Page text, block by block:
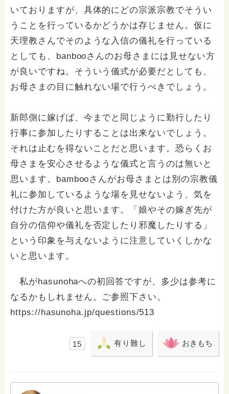
いておりますが、具体的にどの宗派宗教でそうい
うことを行っているかどうかは存じません。仮に
天理教さんでそのような入信の儀礼を行っている
としても、banbooさんのお母さまには見せない方
が良いですね。そういう儀式が必要だとしても、
お母さまの目に触れない場で行うべきでしょう。
新郎側に嫁げば、今までと同じように勤行したり
行事に参加したりすることは出来ないでしょう。
それは止むを得ないことだと思います。恐らくお
母さまを安心させるような儀式と言うのは無いと
思います。bambooさんがお母さまとは別の宗教儀
礼に参加しているような場を見せないよう、気を
付けた方が良いと思います。「娘やその嫁ぎ先が
自分の信仰や儀礼を否定したり邪魔したりする」
という印象を与えないように注意していくしかな
いと思います。
私がhasunohaへの初回答ですが、多少は参考に
なるかもしれません。ご参照下さい。
https://hasunoha.jp/questions/513
15 有り難し おきもち